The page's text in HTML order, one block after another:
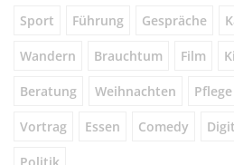
Sport Führung Gespräche
Wandern Brauchtum Film
Beratung Weihnachten Pflege
Vortrag Essen Comedy